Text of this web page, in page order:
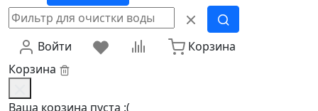
Войти
Корзина
Корзина
Ваша корзина пуста :(